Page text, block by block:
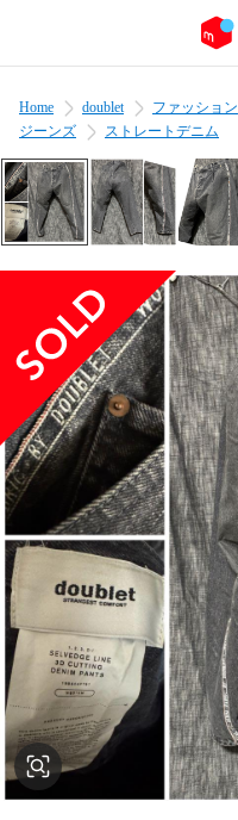
Home doublet ファッション
ジーンズ
ストレートデニム